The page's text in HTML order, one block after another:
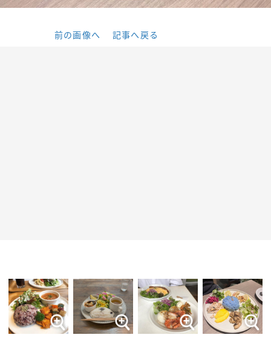
前の画像へ 記事へ戻る